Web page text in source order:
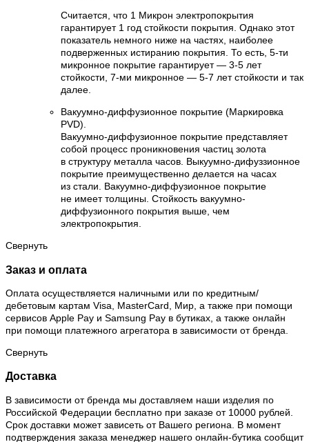
Считается, что 1 Микрон электропокрытия
гарантирует 1 год стойкости покрытия. Однако этот
показатель немного ниже на частях, наиболее
подверженных истиранию покрытия. То есть, 5-ти
микронное покрытие гарантирует — 3-5 лет
стойкости, 7-ми микронное — 5-7 лет стойкости и так
далее.
Вакуумно-диффузионное покрытие (Маркировка
PVD).
Вакуумно-диффузионное покрытие представляет
собой процесс проникновения частиц золота
в структуру металла часов. Выкуумно-дифуззионное
покрытие преимущественно делается на часах
из стали. Вакуумно-диффузионное покрытие
не имеет толщины. Стойкость вакуумно-
диффузионного покрытия выше, чем
электропокрытия.
Свернуть
Заказ и оплата
Оплата осуществляется наличными или по кредитным/
дебетовым картам Visa, MasterCard, Мир, а также при помощи
сервисов Apple Pay и Samsung Pay в бутиках, а также онлайн
при помощи платежного агрегатора в зависимости от бренда.
Свернуть
Доставка
В зависимости от бренда мы доставляем наши изделия по
Российской Федерации бесплатно при заказе от 10000 рублей.
Срок доставки может зависеть от Вашего региона. В момент
подтверждения заказа менеджер нашего онлайн-бутика сообщит